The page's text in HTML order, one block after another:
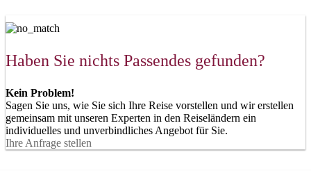
Haben Sie nichts Passendes gefunden?
Kein Problem!
Sagen Sie uns, wie Sie sich Ihre Reise vorstellen und wir erstellen
gemeinsam mit unseren Experten in den Reiseländern ein
individuelles und unverbindliches Angebot für Sie.
Ihre Anfrage stellen